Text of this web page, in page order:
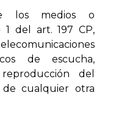
los medios o
del art. 197 CP,
de escucha,
del
cualquier otra